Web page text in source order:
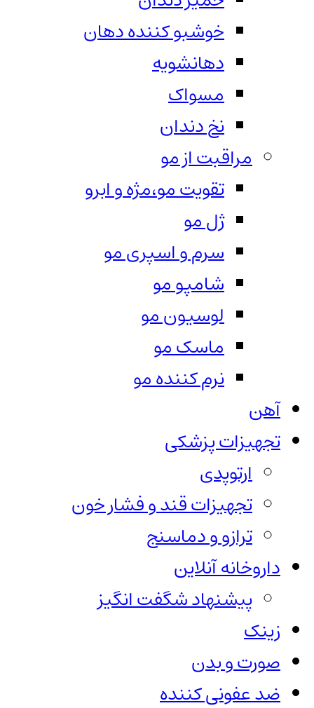
خوشبو کننده دهان
دهانشویه
مسواک
نخ دندان
مراقبت از مو
تقویت مو،مژه و ابرو
ژل مو
سرم و اسپری مو
شامپو مو
لوسیون مو
ماسک مو
نرم کننده مو
آهن
تجهیزات پزشکی
ارتوپدی
تجهیزات قند و فشار خون
ترازو و دماسنج
داروخانه آنلاین
پیشنهاد شگفت انگیز
زینک
صورت و بدن
ضد عفونی کننده